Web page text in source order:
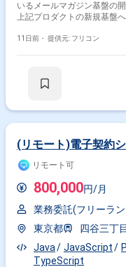
いるメールマガジン基盤の
上記プロダクトの新規基盤
11日前・ 提供元: フリコン
(リモート)電子契約
リモート可
800,000円/月
業務委託(フリーラ
東京都
四谷三丁
Java
JavaScript
TypeScript